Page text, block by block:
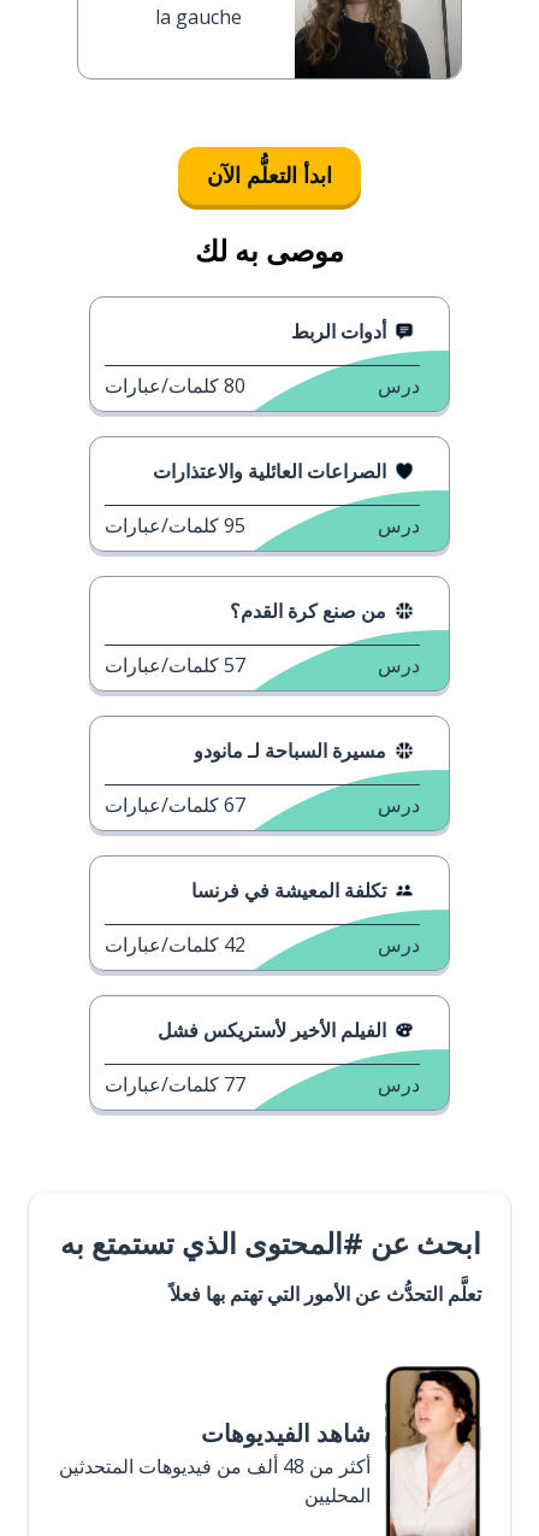
la gauche
ابدأ التعلُّم الآن
موصى به لك
أدوات الربط
درس 80كلمات/عبارات
الصراعات العائلية والاعتذارات
درس 95كلمات/عبارات
من صنع كرة القدم؟
درس 57كلمات/عبارات
مسيرة السباحة لـ مانودو
درس 67كلمات/عبارات
تكلفة المعيشة في فرنسا
درس 42 كلمات/عبارات
الفيلم الأخير لأستريكس فشل
درس 77 كلمات/عبارات
ابحث عن #المحتوى الذي تستمتع به
تعلَّم التحدُّث عن الأمور التي تهتم بها فعلاً
شاهد الفيديوهات
أكثر من 48 ألف من فيديوهات المتحدثين
المحليين